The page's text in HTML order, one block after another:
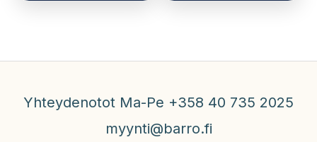
Yhteydenotot Ma-Pe +358 40 735 2025
myynti@barro.fi